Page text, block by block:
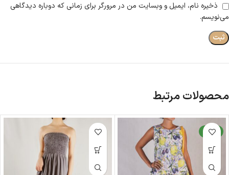
ذخیره نام، ایمیل و وبسایت من در مرورگر برای زمانی که دوباره دیدگاهی
می‌نویسم.
محصولات مرتبط
جدید